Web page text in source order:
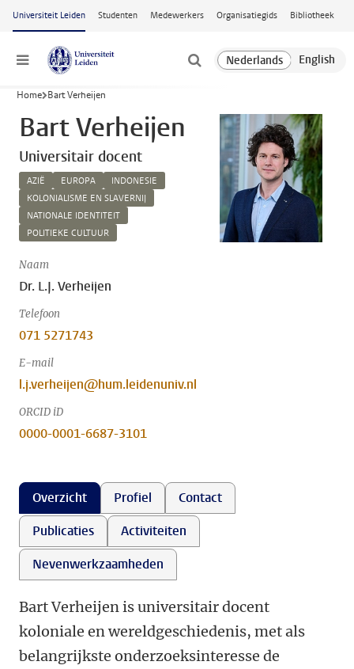
Ga naar hoofdinhoud
Universiteit Leiden Studenten Medewerkers Organisatiegids Bibliotheek
Menu
Home Bart Verheijen
Bart Verheijen
Universitair docent
AZIË EUROPA
INDONESIE
KOLONIALISME EN SLAVERNIJ
NATIONALE IDENTITEIT
POLITIEKE CULTUUR
Naam
Dr. L.J. Verheijen
Telefoon
071 5271743
E-mail
l.j.verheijen@hum.leidenuniv.nl
ORCID iD
0000-0001-6687-3101
Overzicht Profiel
Contact
Publicaties
Activiteiten
Nevenwerkzaamheden
Bart Verheijen is universitair docent
koloniale en wereldgeschiedenis, met als
belangrijkste onderzoeksinteresse de